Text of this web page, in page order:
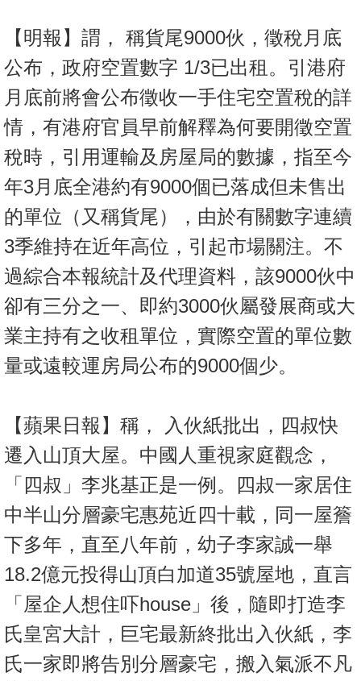
數
據
公
佈
置
手
冊
關
於
我
們
【明報】謂， 稱貨尾9000伙，徵稅月底
公布，政府空置數字 1/3已出租。引港府
月底前將會公布徵收一手住宅空置稅的詳
情，有港府官員早前解釋為何要開徵空置
稅時，引用運輸及房屋局的數據，指至今
年3月底全港約有9000個已落成但未售出
的單位（又稱貨尾），由於有關數字連續
3季維持在近年高位，引起市場關注。不
過綜合本報統計及代理資料，該9000伙中
卻有三分之一、即約3000伙屬發展商或大
業主持有之收租單位，實際空置的單位數
量或遠較運房局公布的9000個少。
【蘋果日報】稱， 入伙紙批出，四叔快
遷入山頂大屋。中國人重視家庭觀念，
「四叔」李兆基正是一例。四叔一家居住
中半山分層豪宅惠苑近四十載，同一屋簷
下多年，直至八年前，幼子李家誠一舉
18.2億元投得山頂白加道35號屋地，直言
「屋企人想住吓house」後，隨即打造李
氏皇宮大計，巨宅最新終批出入伙紙，李
氏一家即將告別分層豪宅，搬入氣派不凡